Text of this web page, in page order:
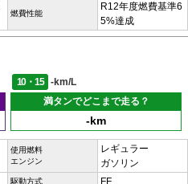
燃費性能
R12年度燃費基準6
5%達成
10・15
-km/L
満タンでどこまで走る？
-km
使用燃料
エンジン
レギュラー
ガソリン
駆動方式